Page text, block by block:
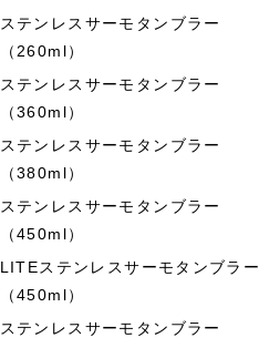
ステンレスサーモタンブラー
（260ml）
ステンレスサーモタンブラー
（360ml）
ステンレスサーモタンブラー
（380ml）
ステンレスサーモタンブラー
（450ml）
LITEステンレスサーモタンブラー
（450ml）
ステンレスサーモタンブラー